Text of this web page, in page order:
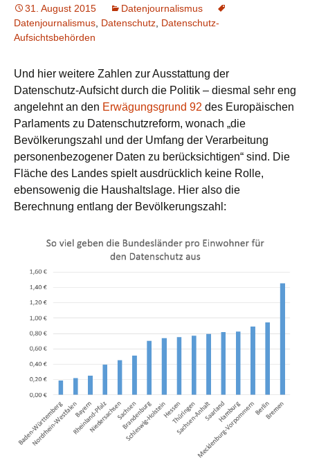
31. August 2015
Datenjournalismus
Datenjournalismus Datenschutz Datenschutz-
Aufsichtsbehörden
Und hier weitere Zahlen zur Ausstattung der
Datenschutz-Aufsicht durch die Politik – diesmal sehr eng
angelehnt an den Erwägungsgrund 92 des Europäischen
Parlaments zu Datenschutzreform, wonach „die
Bevölkerungszahl und der Umfang der Verarbeitung
personenbezogener Daten zu berücksichtigen“ sind. Die
Fläche des Landes spielt ausdrücklich keine Rolle,
ebensowenig die Haushaltslage. Hier also die
Berechnung entlang der Bevölkerungszahl: